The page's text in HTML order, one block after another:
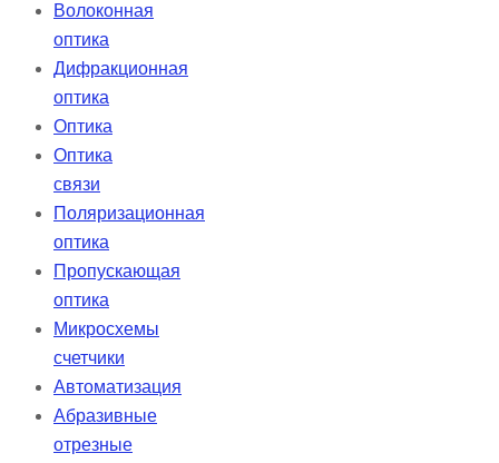
Волоконная
оптика
Дифракционная
оптика
Оптика
Оптика
связи
Поляризационная
оптика
Пропускающая
оптика
Микросхемы
счетчики
Автоматизация
Абразивные
отрезные